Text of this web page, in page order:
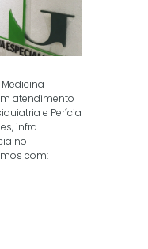
atendimento
e Perícia
infra
no
com: